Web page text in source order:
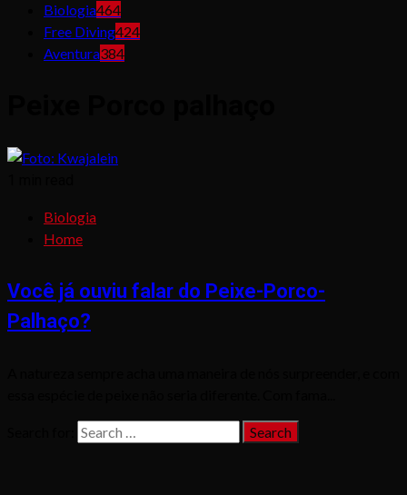
Biologia464
Free Diving424
Aventura384
Biologia
Home
Você já ouviu falar do Peixe-Porco-
Palhaço?